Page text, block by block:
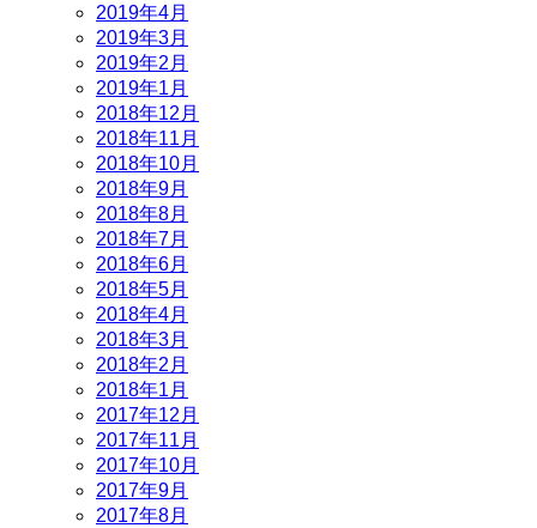
2019年4月
2019年3月
2019年2月
2019年1月
2018年12月
2018年11月
2018年10月
2018年9月
2018年8月
2018年7月
2018年6月
2018年5月
2018年4月
2018年3月
2018年2月
2018年1月
2017年12月
2017年11月
2017年10月
2017年9月
2017年8月